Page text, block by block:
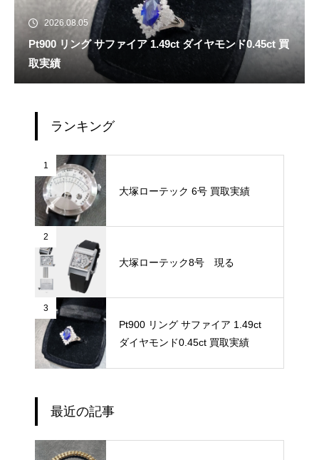
2026.08.05
Pt900 リング サファイア 1.49ct ダイヤモンド0.45ct 買
取実績
ランキング
1
大塚ローテック 6号 買取実績
2
大塚ローテック8号 現る
3
Pt900 リング サファイア 1.49ct
ダイヤモンド0.45ct 買取実績
最近の記事